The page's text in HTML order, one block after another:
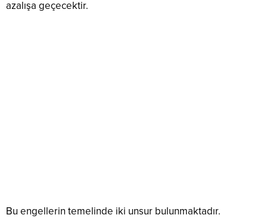
azalışa geçecektir.
Bu engellerin temelinde iki unsur bulunmaktadır.